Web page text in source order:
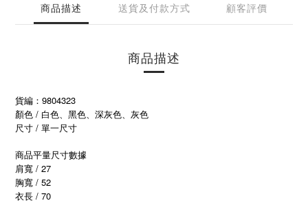
商品描述 送貨及付款方式 顧客評價
商品描述
貨編：9804323
顏色 / 白色、黑色、深灰色、灰色
尺寸 / 單一尺寸
商品平量尺寸數據
肩寬 / 27
胸寬 / 52
衣長 / 70